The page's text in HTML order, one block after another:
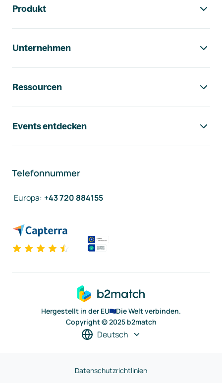
Produkt
Unternehmen
Ressourcen
Events entdecken
Telefonnummer
Europa: +43 720 884155
Hergestellt in der EU
Die Welt verbinden.
Copyright © 2025 b2match
Deutsch
Datenschutzrichtlinien